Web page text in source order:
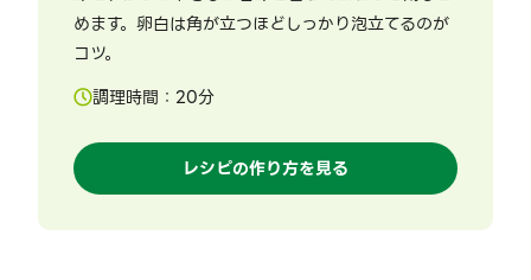
めます。卵白は角が立つほどしっかり泡立てるのが
コツ。
調理時間： 20分
レシピの作り方を見る